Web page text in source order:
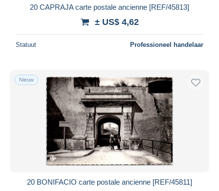
20 CAPRAJA carte postale ancienne [REF/45813]
± US$ 4,62
Statuut Professioneel handelaar
Nieuw
20 BONIFACIO carte postale ancienne [REF/45811]